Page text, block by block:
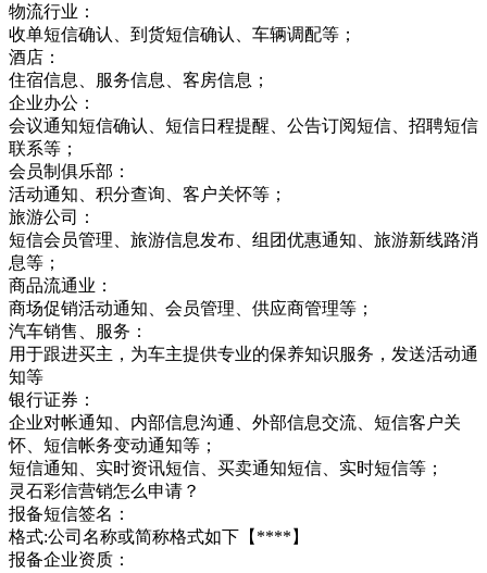
物流行业：
收单短信确认、到货短信确认、车辆调配等；
酒店：
住宿信息、服务信息、客房信息；
企业办公：
会议通知短信确认、短信日程提醒、公告订阅短信、招聘短信
联系等；
会员制俱乐部：
活动通知、积分查询、客户关怀等；
旅游公司：
短信会员管理、旅游信息发布、组团优惠通知、旅游新线路消
息等；
商品流通业：
商场促销活动通知、会员管理、供应商管理等；
汽车销售、服务：
用于跟进买主，为车主提供专业的保养知识服务，发送活动通
知等
银行证券：
企业对帐通知、内部信息沟通、外部信息交流、短信客户关
怀、短信帐务变动通知等；
短信通知、实时资讯短信、买卖通知短信、实时短信等；
灵石彩信营销怎么申请？
报备短信签名：
格式:公司名称或简称格式如下【****】
报备企业资质：